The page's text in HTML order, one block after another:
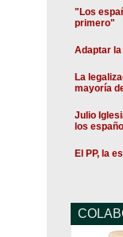
"Los
primero"
Adaptar la
La
mayoría
Julio
los
El PP, la